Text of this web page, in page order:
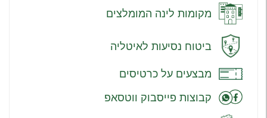
מקומות לינה המומלצים
ביטוח נסיעות לאיטליה
מבצעים על כרטיסים
קבוצות פייסבוק ווטסאפ